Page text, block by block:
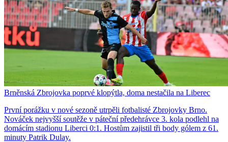
Brněnská Zbrojovka poprvé klopýtla, doma nestačila na Liberec
První porážku v nové sezoně utrpěli fotbalisté Zbrojovky Brno.
Nováček nejvyšší soutěže v páteční předehrávce 3. kola podlehl na
domácím stadionu Liberci 0:1. Hostům zajistil tři body gólem z 61.
minuty Patrik Dulay.